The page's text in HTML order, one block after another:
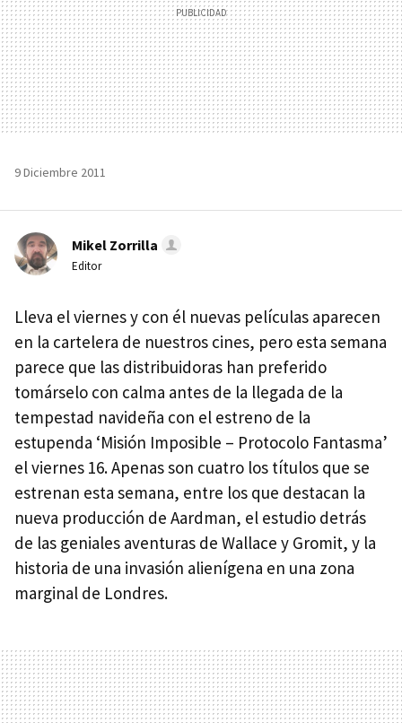
9 Diciembre 2011
Mikel Zorrilla
Editor
Lleva el viernes y con él nuevas películas aparecen
en la cartelera de nuestros cines, pero esta semana
parece que las distribuidoras han preferido
tomárselo con calma antes de la llegada de la
tempestad navideña con el estreno de la
estupenda ‘Misión Imposible – Protocolo Fantasma’
el viernes 16. Apenas son cuatro los títulos que se
estrenan esta semana, entre los que destacan la
nueva producción de Aardman, el estudio detrás
de las geniales aventuras de Wallace y Gromit, y la
historia de una invasión alienígena en una zona
marginal de Londres.